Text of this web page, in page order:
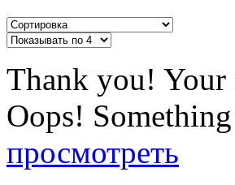
Thank you! Your
Oops!
просмотреть